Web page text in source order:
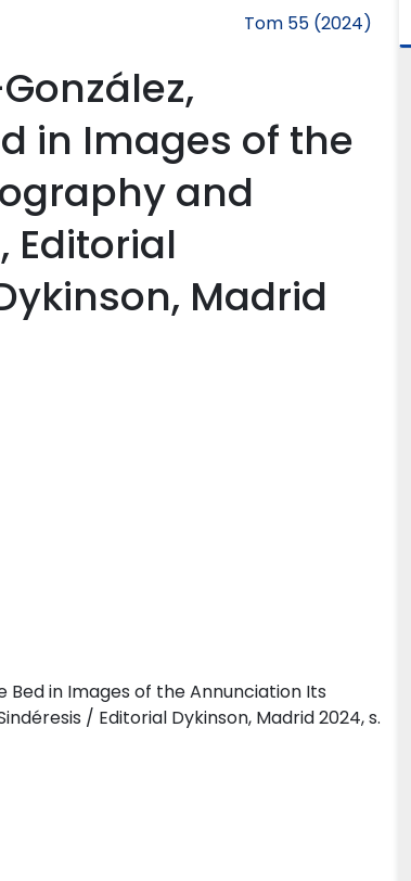
Tom 55 (2024)
in Images of the
and
Editorial
Madrid
Bed in Images of the Annunciation Its
/ Editorial Dykinson, Madrid 2024, s.